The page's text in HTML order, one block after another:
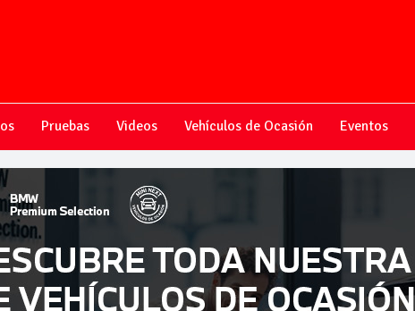
Pruebas Videos Vehículos de Ocasión Eventos